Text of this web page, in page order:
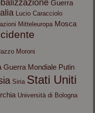
Guerra
Lucio Caracciolo
Mitteleuropa Mosca
Moroni
Guerra Mondiale Putin
Siria Stati Uniti
Università di Bologna